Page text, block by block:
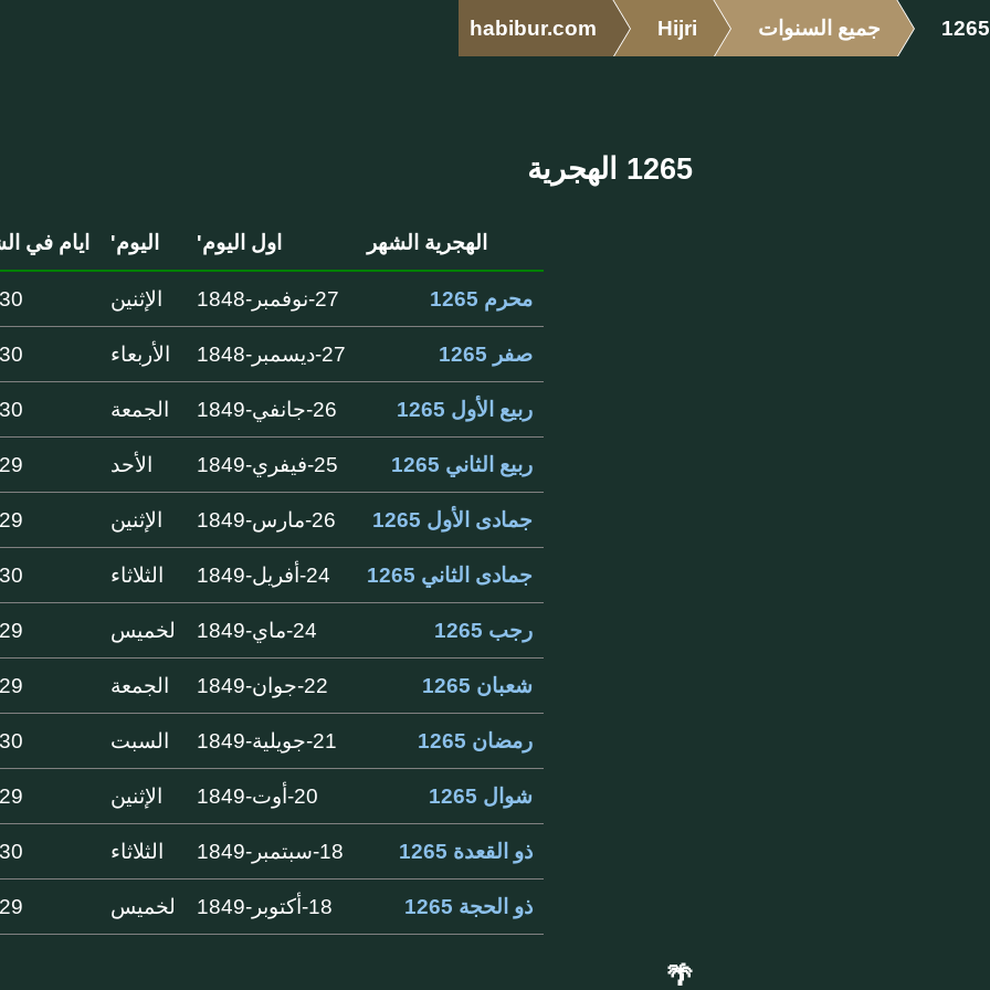
habibur.com Hijri جميع السنوات 1265
1265 الهجرية
الهجرية الشهر اول اليوم' اليوم' ايام في
محرم 1265 27-نوفمبر-1848 الإثنين 30
صفر 1265 27-ديسمبر-1848 الأربعاء 30
ربيع الأول 1265 26-جانفي-1849 الجمعة 30
ربيع الثاني 1265 25-فيفري-1849 الأحد 29
جمادى الأول 1265 26-مارس-1849 الإثنين 29
جمادى الثاني 1265 24-أفريل-1849 الثلاثاء 30
رجب 1265 24-ماي-1849 لخميس 29
شعبان 1265 22-جوان-1849 الجمعة 29
رمضان 1265 21-جويلية-1849 السبت 30
شوال 1265 20-أوت-1849 الإثنين 29
ذو القعدة 1265 18-سبتمبر-1849 الثلاثاء 30
ذو الحجة 1265 18-أكتوبر-1849 لخميس 29
🌴